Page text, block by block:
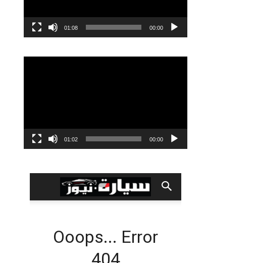
00:00
01:08
00:00
01:02